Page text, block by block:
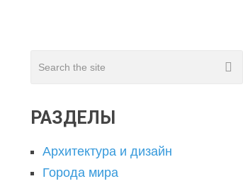
РАЗДЕЛЫ
Архитектура и дизайн
Города мира